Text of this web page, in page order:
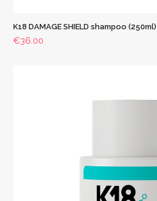
K18 DAMAGE SHIELD shampoo (250ml)
€36.00